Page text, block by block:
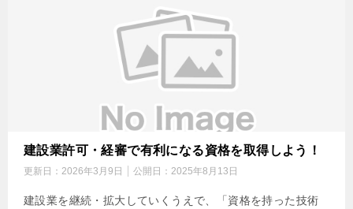
建設業許可・経審で有利になる資格を取得しよう！
更新日： 2026年3月9日 公開日： 2025年8月13日
建設業を継続・拡大していくうえで、「資格を持った技術